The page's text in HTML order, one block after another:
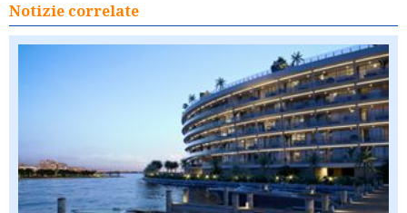
Notizie correlate